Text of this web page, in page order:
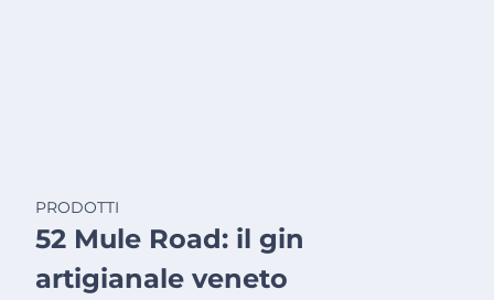
PRODOTTI
52 Mule Road: il gin
artigianale veneto